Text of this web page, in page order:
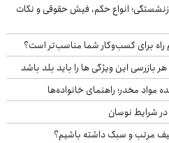
انواع حکم، فیش حقوقی و نکات
راه برای کسب‌وکار شما مناسب‌تر است؟
بازرسی این ویژگی ها را باید بلد باشد
شرایط نوسان
مرتب و سبک داشته باشیم؟